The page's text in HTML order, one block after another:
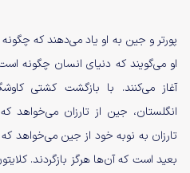
پورتر و جین به او یاد می‌دهند که
او می‌گویند که دنیای انسان چگونه
آغاز می‌کنند. با بازگشت کشتی
انگلستان، جین از تارزان می‌خواهد که
تارزان به نوبه خود از جین می‌خواهد
بعید است که آن‌ها هرگز بازگردند.